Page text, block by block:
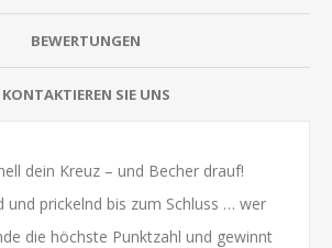
BEWERTUNGEN
KONTAKTIEREN SIE UNS
dein Kreuz – und Becher drauf!
und prickelnd bis zum Schluss … wer
die höchste Punktzahl und gewinnt